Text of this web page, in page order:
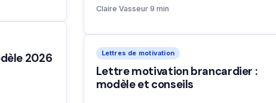
2026
Claire Vasseur·9 min
Lettres de motivation
Lettre motivation brancardier :
modèle et conseils